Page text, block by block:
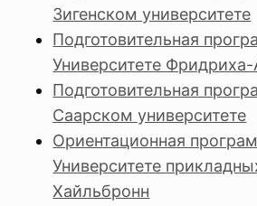
Зигенском университете
Подготовительная
Университете
Подготовительная
Саарском университете
Ориентационная
Университете
Хайльбронн